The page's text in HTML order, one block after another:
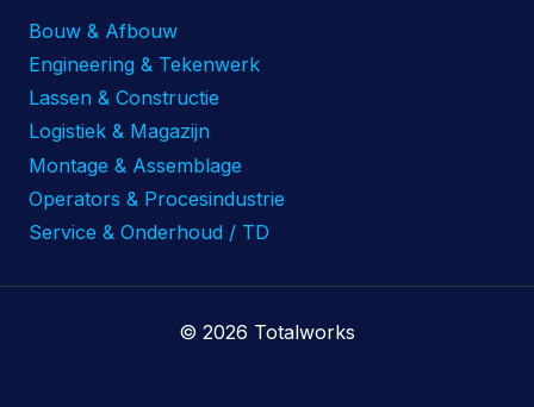
Bouw & Afbouw
Engineering & Tekenwerk
Lassen & Constructie
Logistiek & Magazijn
Montage & Assemblage
Operators & Procesindustrie
Service & Onderhoud / TD
© 2026 Totalworks